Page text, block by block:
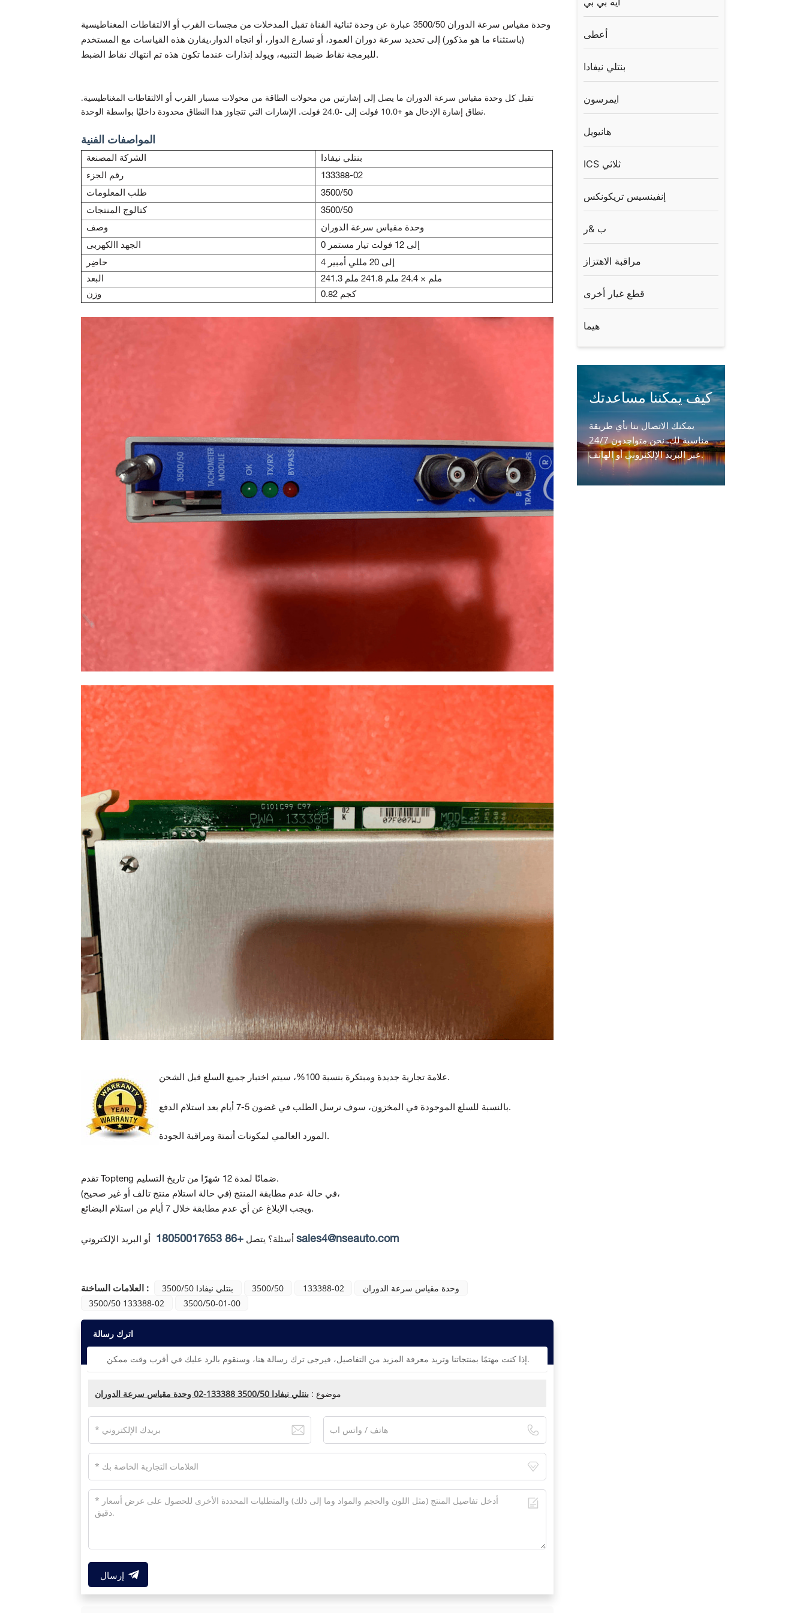
أعطى
بنتلي نيفادا
ايمرسون
هانيويل
ICS ثلاثي
إنفينسيس تريكونكس
ب &ر
مراقبة الاهتزاز
قطع غيار أخرى
هيما
كيف يمكننا مساعدتك
يمكنك الاتصال بنا بأي طريقة
مناسبة لك. نحن متواجدون 24/7
عبر البريد الإلكتروني أو الهاتف.
اتصل بنا
وحدة مقياس سرعة الدوران 3500/50 عبارة عن وحدة ثنائية القناة تقبل
المدخلات من مجسات القرب أو الالتقاطات المغناطيسية
(باستثناء ما هو مذكور) إلىتحديد سرعة دوران العمود، أو تسارع الدوار، أو اتجاه الدوار،يقارن هذه القياسات مع المستخدم
للبرمجة نقاط ضبط التنبيه، ويولد إنذارات عندما تكون هذه تم انتهاك نقاط الضبط.
تقبل كل وحدة مقياس سرعة الدوران ما يصل إلى إشارتين من محولات الطاقة من محولات مسبار القرب أو الالتقاطات المغناطيسية.
نطاق إشارة الإدخال هو +10.0 فولت إلى -24.0 فولت. الإشارات التي تتجاوز هذا النطاق محدودة داخليًا بواسطة الوحدة.
المواصفات الفنية
الشركة المصنعة بنتلي نيفادا
رقم الجزء 133388-02
طلب المعلومات 3500/50
كتالوج المنتجات 3500/50
وصف وحدة مقياس سرعة الدوران
الجهد االكهربى 0 إلى 12 فولت تيار مستمر
حاضِر
4 إلى 20 مللي أمبير
البعد
241.3 ملم × 24.4 ملم 241.8 ملم
وزن
0.82 كجم
علامة تجارية جديدة ومبتكرة بنسبة 100%، سيتم اختبار جميع السلع قبل الشحن.
بالنسبة للسلع الموجودة في المخزون، سوف نرسل الطلب في غضون 5-7 أيام بعد استلام الدفع.
المورد العالمي لمكونات أتمتة ومراقبة الجودة.
تقدم Topteng ضمانًا لمدة 12 شهرًا من تاريخ التسليم.
في حالة عدم مطابقة المنتج(في حالة استلام منتج تالف أو غير صحيح)،
ويجب الإبلاغ عن أي عدم مطابقة خلال 7 أيام من استلام البضائع.
أسئلة؟ يتصل+86 18050017653 أو البريد الإلكتروني sales4@nseauto.com
العلامات الساخنة : بنتلي نيفادا 3500/50 3500/50 133388-02
وحدة مقياس سرعة الدوران
3500/50 133388-02
3500/50-01-00
اترك رسالة
إذا كنت مهتمًا بمنتجاتنا وتريد معرفة المزيد من التفاصيل، فيرجى ترك رسالة هنا، وسنقوم بالرد عليك في أقرب وقت ممكن.
موضوع : بنتلي نيفادا 3500/50 133388-02 وحدة مقياس سرعة الدوران
إرسال